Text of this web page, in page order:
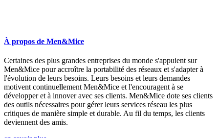
À propos de Men&Mice
Certaines des plus grandes entreprises du monde s'appuient sur
Men&Mice pour accroître la portabilité des réseaux et s'adapter à
l'évolution de leurs besoins. Leurs besoins et leurs demandes
motivent continuellement Men&Mice et l'encouragent à se
développer et à innover avec ses clients. Men&Mice dote ses clients
des outils nécessaires pour gérer leurs services réseau les plus
critiques de manière simple et durable. Au fil du temps, les clients
deviennent des amis.